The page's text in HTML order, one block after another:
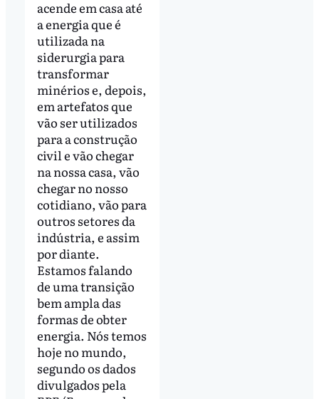
acende em casa até
a energia que é
utilizada na
siderurgia para
transformar
minérios e, depois,
em artefatos que
vão ser utilizados
para a construção
civil e vão chegar
na nossa casa, vão
chegar no nosso
cotidiano, vão para
outros setores da
indústria, e assim
por diante.
Estamos falando
de uma transição
bem ampla das
formas de obter
energia. Nós temos
hoje no mundo,
segundo os dados
divulgados pela